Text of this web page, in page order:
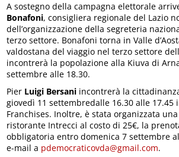
A sostegno della campagna elettorale
Bonafoni, consigliera regionale del Lazio
dell’organizzazione della segreteria
terzo settore. Bonafoni torna in Valle
valdostana del viaggio nel terzo settore
incontrerà la popolazione alla Kiuva di
settembre alle 18.30.
Pier Luigi Bersani incontrerà la
giovedì 11 settembredalle 16.30 alle 17.45
Franchises. Inoltre, è stata organizzata
ristorante Intrecci al costo di 25€, la
obbligatoria entro domenica 7 settembre
e-mail a pdemocraticovda@gmail.com.